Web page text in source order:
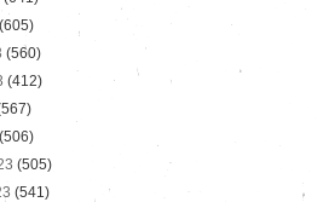
(605)
(560)
(412)
(506)
(505)
(541)